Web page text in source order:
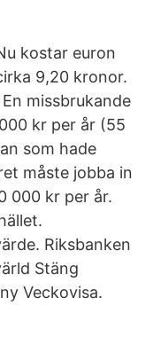
kostar euron
9,20 kronor.
missbrukande
kr per år (55
som hade
måste jobba in
000 kr per år.
Riksbanken
Stäng
Veckovisa.